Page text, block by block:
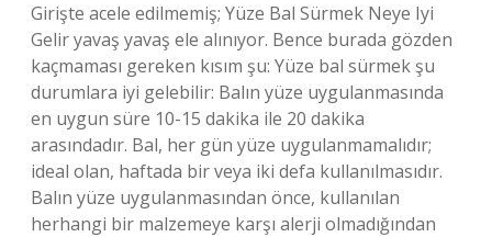
Girişte acele edilmemiş; Yüze Bal Sürmek Neye Iyi
Gelir yavaş yavaş ele alınıyor. Bence burada gözden
kaçmaması gereken kısım şu: Yüze bal sürmek şu
durumlara iyi gelebilir: Balın yüze uygulanmasında
en uygun süre 10-15 dakika ile 20 dakika
arasındadır. Bal, her gün yüze uygulanmamalıdır;
ideal olan, haftada bir veya iki defa kullanılmasıdır.
Balın yüze uygulanmasından önce, kullanılan
herhangi bir malzemeye karşı alerji olmadığından